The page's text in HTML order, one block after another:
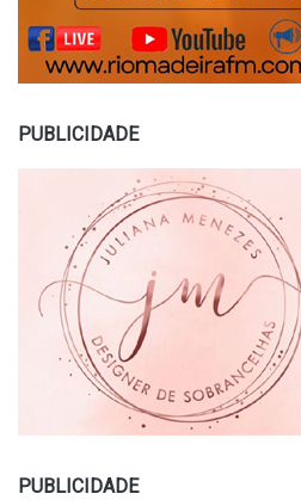
PUBLICIDADE
PUBLICIDADE